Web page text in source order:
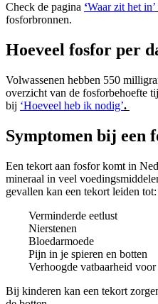
Check de pagina ‘Waar zit het in’
fosforbronnen.
Hoeveel fosfor per
Volwassenen hebben 550
overzicht van de fosforbehoefte
bij ‘Hoeveel heb ik nodig’.
Symptomen bij een
Een tekort aan fosfor komt in
mineraal in veel
gevallen kan een tekort leiden tot:
Verminderde eetlust
Nierstenen
Bloedarmoede
Pijn in je spieren en botten
Verhoogde vatbaarheid
Bij kinderen kan een tekort